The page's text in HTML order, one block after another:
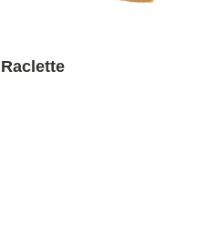
Raclette